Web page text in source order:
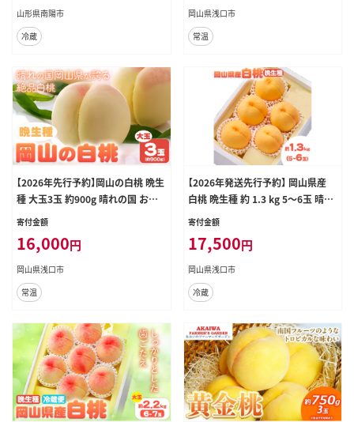
山形県南陽市
冷蔵
あり】（北海道・沖縄・離島）---124_21
91_8a8c_25_17000_1500g---
岡山県浅口市
常温
【2026年先行予約】岡山の白桃 晩生
種 大玉3玉 約900g 晴れの国 おか
やま館(つむぐ株式会社) 《2026年7
市 フルーツ モモ 果物 青果 旬【配送
不可地域あり】（離島）---124_2190_
7c8c_25_16000_3tama---
寄付金額
16,000円
岡山県浅口市
常温
【2026年発送先行予約】 岡山県産
白桃 晩生種 約 1.3 kg 5～6玉 晴れ
の国 おかやま館 漂流岡山 《2026年
浅口市 フルーツ モモ 果物 青果 旬
【配送不可地域あり】（北海道・沖縄・
離島）---124_c2185_7c9b_25_175
00_1300g---
寄付金額
17,500円
岡山県浅口市
冷蔵